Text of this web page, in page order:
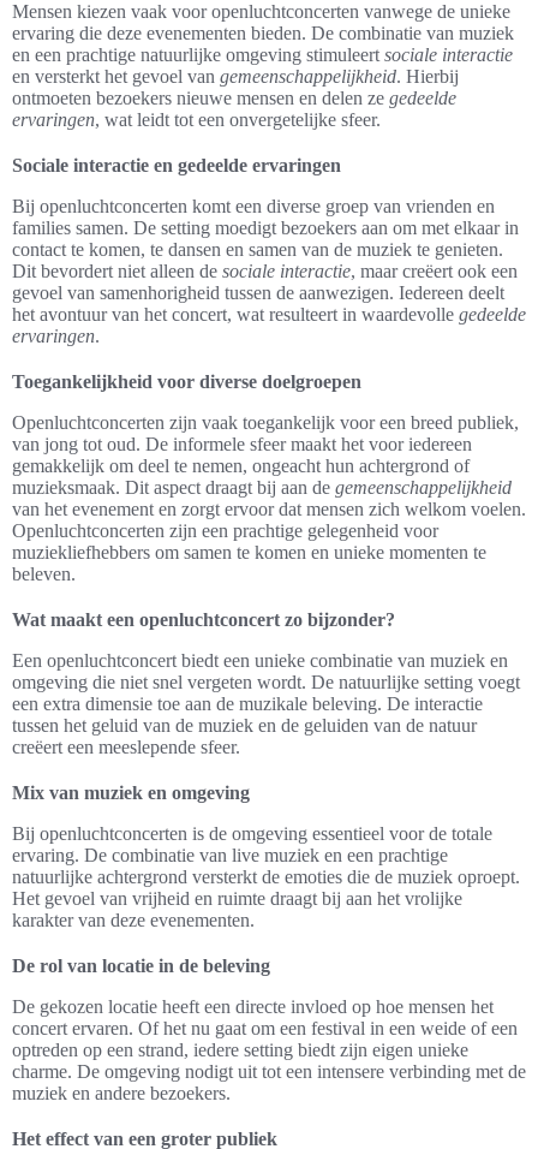
Mensen kiezen vaak voor openluchtconcerten vanwege de unieke
ervaring die deze evenementen bieden. De combinatie van muziek
en een prachtige natuurlijke omgeving stimuleert sociale interactie
en versterkt het gevoel van gemeenschappelijkheid. Hierbij
ontmoeten bezoekers nieuwe mensen en delen ze gedeelde
ervaringen, wat leidt tot een onvergetelijke sfeer.
Sociale interactie en gedeelde ervaringen
Bij openluchtconcerten komt een diverse groep van vrienden en
families samen. De setting moedigt bezoekers aan om met elkaar in
contact te komen, te dansen en samen van de muziek te genieten.
Dit bevordert niet alleen de sociale interactie, maar creëert ook een
gevoel van samenhorigheid tussen de aanwezigen. Iedereen deelt
het avontuur van het concert, wat resulteert in waardevolle gedeelde
ervaringen.
Toegankelijkheid voor diverse doelgroepen
Openluchtconcerten zijn vaak toegankelijk voor een breed publiek,
van jong tot oud. De informele sfeer maakt het voor iedereen
gemakkelijk om deel te nemen, ongeacht hun achtergrond of
muzieksmaak. Dit aspect draagt bij aan de gemeenschappelijkheid
van het evenement en zorgt ervoor dat mensen zich welkom voelen.
Openluchtconcerten zijn een prachtige gelegenheid voor
muziekliefhebbers om samen te komen en unieke momenten te
beleven.
Wat maakt een openluchtconcert zo bijzonder?
Een openluchtconcert biedt een unieke combinatie van muziek en
omgeving die niet snel vergeten wordt. De natuurlijke setting voegt
een extra dimensie toe aan de muzikale beleving. De interactie
tussen het geluid van de muziek en de geluiden van de natuur
creëert een meeslepende sfeer.
Mix van muziek en omgeving
Bij openluchtconcerten is de omgeving essentieel voor de totale
ervaring. De combinatie van live muziek en een prachtige
natuurlijke achtergrond versterkt de emoties die de muziek oproept.
Het gevoel van vrijheid en ruimte draagt bij aan het vrolijke
karakter van deze evenementen.
De rol van locatie in de beleving
De gekozen locatie heeft een directe invloed op hoe mensen het
concert ervaren. Of het nu gaat om een festival in een weide of een
optreden op een strand, iedere setting biedt zijn eigen unieke
charme. De omgeving nodigt uit tot een intensere verbinding met de
muziek en andere bezoekers.
Het effect van een groter publiek